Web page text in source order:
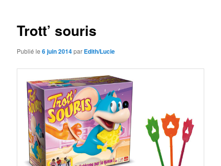
principal
secondaire
Trott’ souris
Publié le6 juin 2014par Edith/Lucie